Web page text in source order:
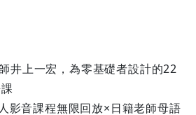
井上一宏，為零基礎者設計的22
影音課程無限回放×日籍老師母語